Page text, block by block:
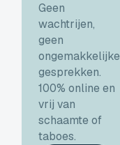
Geen
wachtrijen,
geen
ongemakkelijke
gesprekken.
100% online en
vrij van
schaamte of
taboes.